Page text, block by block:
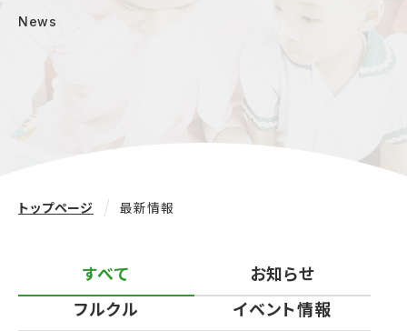
News
トップページ 最新情報
すべて
お知らせ
フルクル
イベント情報